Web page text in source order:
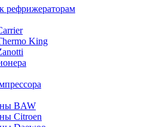
рефрижераторам
King
BAW
Citroen